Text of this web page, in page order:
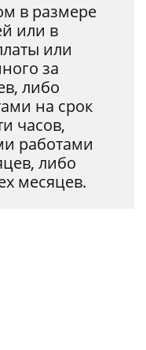
в размере
или в
или
за
либо
на срок
часов,
работами
либо
месяцев.